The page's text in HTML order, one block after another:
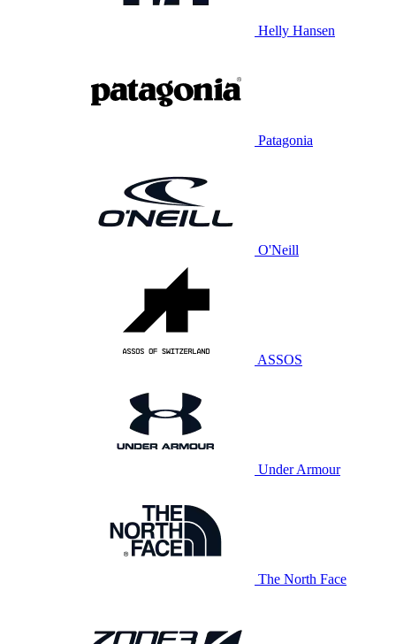
Helly Hansen
Patagonia
O'Neill
ASSOS
Under Armour
The North Face